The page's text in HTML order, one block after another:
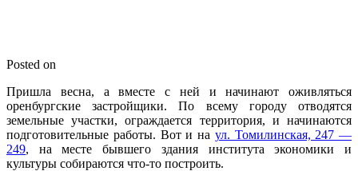
Posted on
Пришла весна, а вместе с ней и начинают оживляться
оренбургские застройщики. По всему городу отводятся
земельные участки, ограждается территория, и начинаются
подготовительные работы. Вот и на ул. Томилинская, 247 —
249, на месте бывшего здания института экономики и
культуры собираются что-то построить.